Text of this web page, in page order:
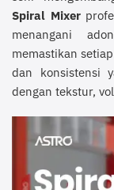
Spiral Mixer
menangani
memastikan
dan konsistensi
dengan tekstur,